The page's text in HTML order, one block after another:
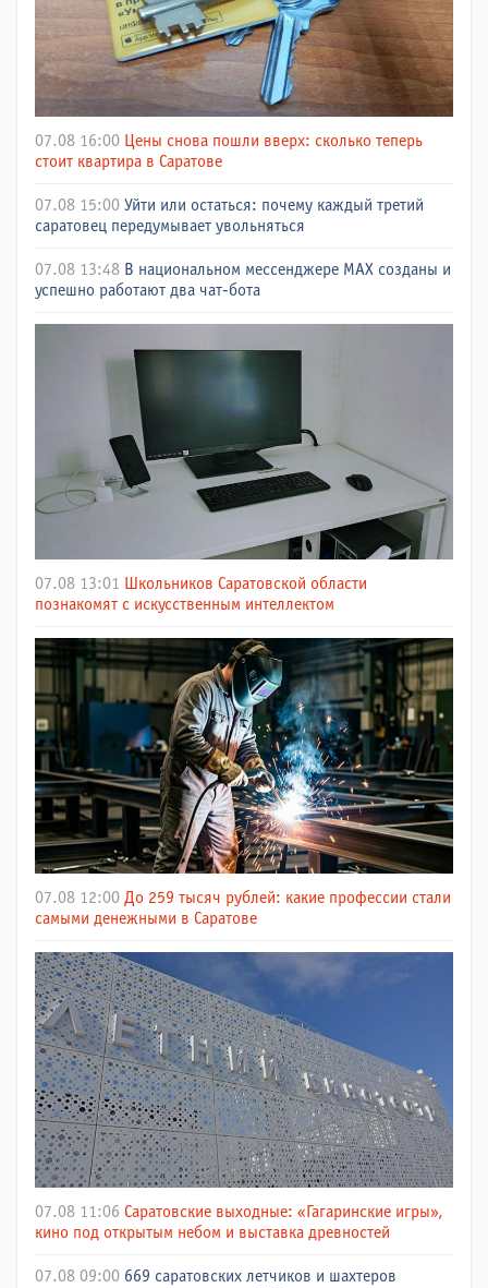
07.08 16:00 Цены снова пошли вверх: сколько теперь
стоит квартира в Саратове
07.08 15:00 Уйти или остаться: почему каждый третий
саратовец передумывает увольняться
07.08 13:48 В национальном мессенджере МАХ созданы и
успешно работают два чат-бота
07.08 13:01
Школьников Саратовской области
познакомят с искусственным интеллектом
07.08 12:00 До 259 тысяч рублей: какие профессии стали
самыми денежными в Саратове
07.08 11:06 Саратовские выходные: «Гагаринские игры»,
кино под открытым небом и выставка древностей
07.08 09:00 669 саратовских летчиков и шахтеров